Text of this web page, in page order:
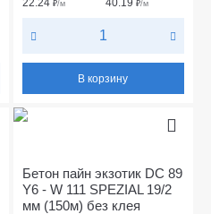
22.24 ₽/м 40.19 ₽/м
В корзину
Бетон пайн экзотик DC 89
Y6 - W 111 SPEZIAL 19/2
мм (150м) без клея